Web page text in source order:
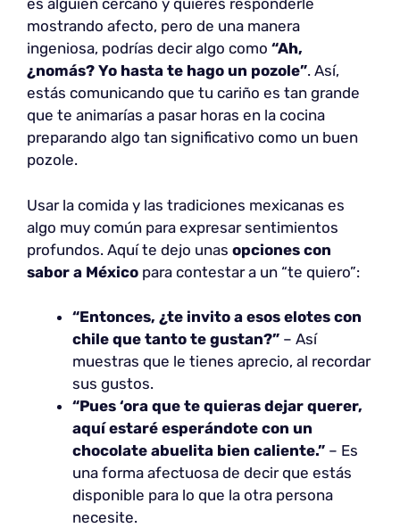
es alguien cercano y quieres responderle
mostrando afecto, pero de una manera
ingeniosa, podrías decir algo como “Ah,
¿nomás? Yo hasta te hago un pozole”. Así,
estás comunicando que tu cariño es tan grande
que te animarías a pasar horas en la cocina
preparando algo tan significativo como un buen
pozole.
Usar la comida y las tradiciones mexicanas es
algo muy común para expresar sentimientos
profundos. Aquí te dejo unas opciones con
sabor a México para contestar a un “te quiero”:
“Entonces, ¿te invito a esos elotes con
chile que tanto te gustan?” – Así
muestras que le tienes aprecio, al recordar
sus gustos.
“Pues ‘ora que te quieras dejar querer,
aquí estaré esperándote con un
chocolate abuelita bien caliente.” – Es
una forma afectuosa de decir que estás
disponible para lo que la otra persona
necesite.